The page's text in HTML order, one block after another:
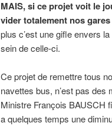
MAIS, si ce projet voit le
vider totalement nos
plus c’est une gifle envers
sein de celle-ci.
Ce projet de remettre tous
navettes bus, n’est pas des
Ministre François BAUSCH
a quelques temps une